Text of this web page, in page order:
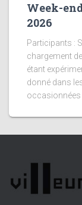
Week-
2026
Participants :
chargement
étant
donné dans
occasionnées